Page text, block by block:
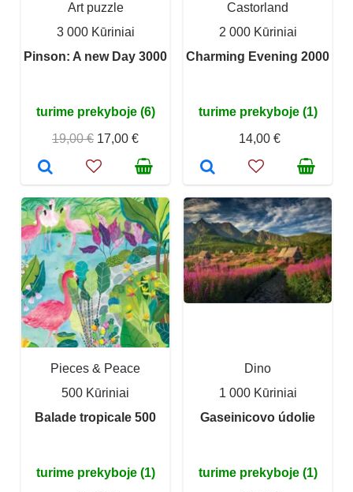
Art puzzle
3 000 Kūriniai
Pinson: A new Day 3000
turime prekyboje (6)
19,00 € 17,00 €
Castorland
2 000 Kūriniai
Charming Evening 2000
turime prekyboje (1)
14,00 €
Pieces & Peace
500 Kūriniai
Balade tropicale 500
turime prekyboje (1)
Dino
1 000 Kūriniai
Gaseinicovo údolie
turime prekyboje (1)